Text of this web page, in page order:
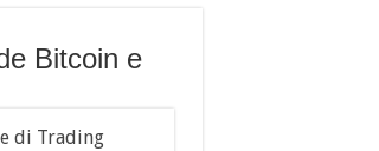
Bitcoin e
di Trading